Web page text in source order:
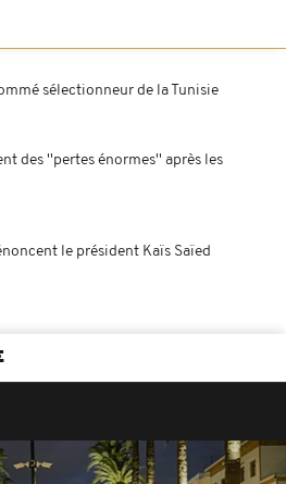
sélectionneur de la Tunisie
des ''pertes énormes'' après les
le président Kaïs Saïed